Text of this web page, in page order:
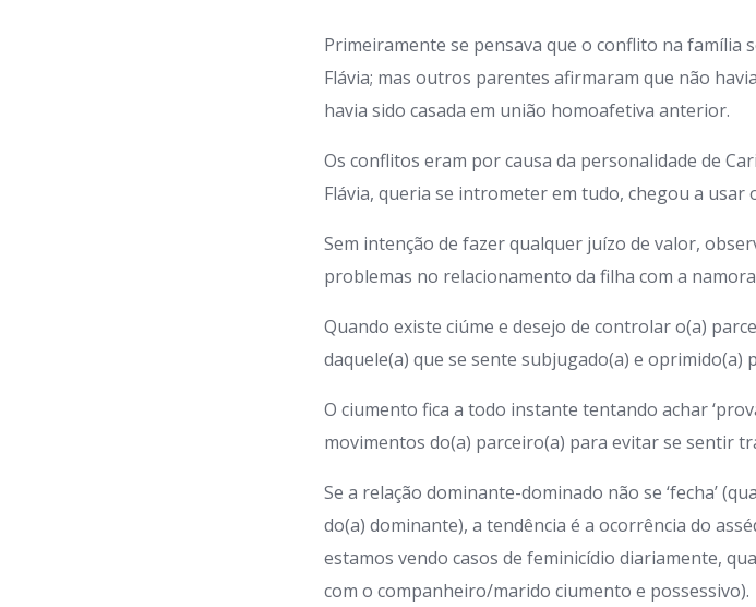
Primeiramente se pensava que o conflito na família
Flávia; mas outros parentes afirmaram que não
havia sido casada em união homoafetiva anterior.
Os conflitos eram por causa da personalidade de
Flávia, queria se intrometer em tudo, chegou a usar
Sem intenção de fazer qualquer juízo de valor,
problemas no relacionamento da filha com a
Quando existe ciúme e desejo de controlar o(a)
daquele(a) que se sente subjugado(a) e oprimido(a)
O ciumento fica a todo instante tentando achar
movimentos do(a) parceiro(a) para evitar se sentir
Se a relação dominante-dominado não se ‘fecha’
do(a) dominante), a tendência é a ocorrência do
estamos vendo casos de feminicídio diariamente,
com o companheiro/marido ciumento e possessivo).